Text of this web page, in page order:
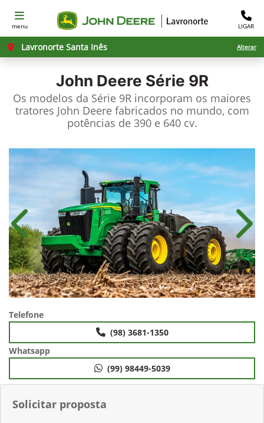
menu LIGAR
Lavronorte Santa Inês Alterar
John Deere Série 9R
Os modelos da Série 9R incorporam os maiores
tratores John Deere fabricados no mundo, com
potências de 390 e 640 cv.
Solicitar proposta
Anterior
Telefone
(98) 3681-1350
Whatsapp
(99) 98449-5039